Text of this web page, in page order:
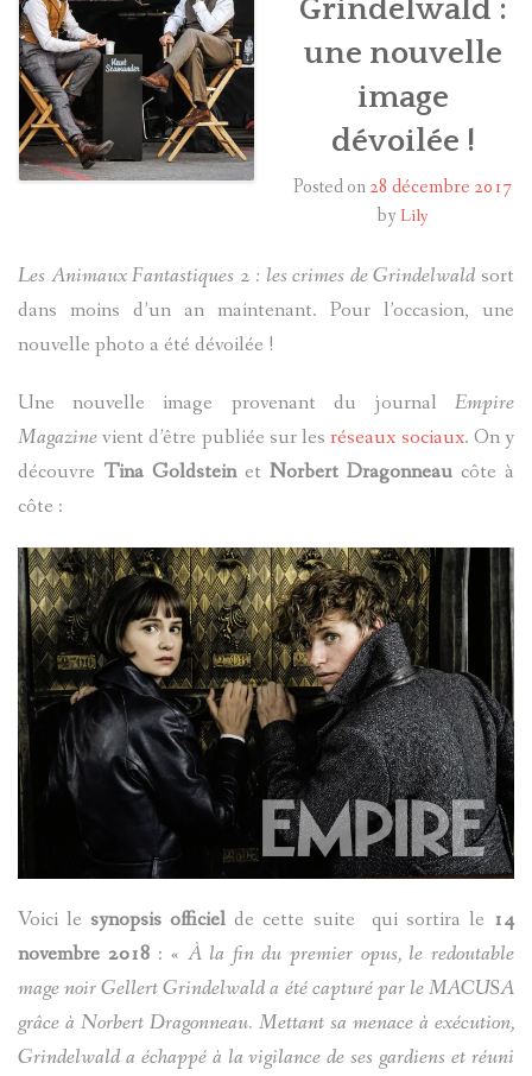
HARRY POTTER
LES ACTEURS
J.K. ROWLING
A PROPOS
Grindelwald :
une nouvelle
image
dévoilée !
Posted on28 décembre 2017
by Lily
Les Animaux Fantastiques 2 : les crimes de Grindelwald sort
dans moins d’un an maintenant. Pour l’occasion, une
nouvelle photo a été dévoilée !
Une nouvelle image provenant du journal Empire
Magazinevient d’être publiée sur lesréseaux sociaux. On y
découvre Tina Goldsteinet Norbert Dragonneau côte à
côte :
Voici lesynopsis officiel de cette suite qui sortira le 14
novembre 2018 : « À la fin du premier opus, le redoutable
mage noir Gellert Grindelwald a été capturé par le MACUSA
grâce à Norbert Dragonneau. Mettant sa menace à exécution,
Grindelwald a échappé à la vigilance de ses gardiens et réuni